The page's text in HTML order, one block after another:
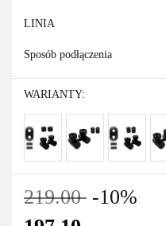
LINIA
Sposób podłączenia
WARIANTY:
219.00 -10%